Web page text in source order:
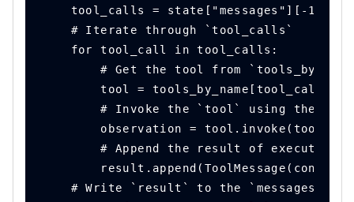
tool_calls = state["messages"][-
    # Iterate through `tool_calls`
    for tool_call in tool_calls:
# Get the tool from
tool =
# Invoke the `tool` using the
observation =
# Append the result of executing
# Write `result` to the `messages`